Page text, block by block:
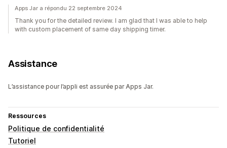
Apps Jar a répondu 22 septembre 2024
Thank you for the detailed review. I am glad that I was able to help
with custom placement of same day shipping timer.
Assistance
L’assistance pour l’appli est assurée par Apps Jar.
Ressources
Politique de confidentialité
Tutoriel